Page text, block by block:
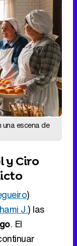
escena de
y Ciro
)
J.) las
. El